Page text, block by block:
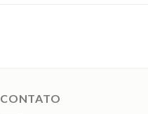
CONTATO